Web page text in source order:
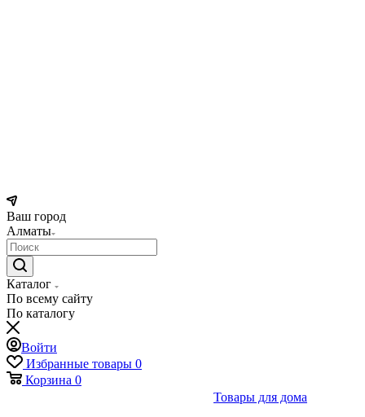
Ваш город
Алматы
Каталог
По всему сайту
По каталогу
Войти
Избранные товары 0
Корзина 0
Товары для дома